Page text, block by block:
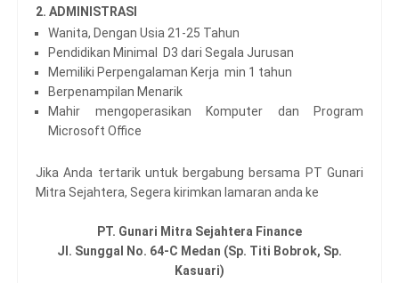
2. ADMINISTRASI
Wanita, Dengan Usia 21-25 Tahun
Pendidikan Minimal D3 dari Segala Jurusan
Memiliki Perpengalaman Kerja min 1 tahun
Berpenampilan Menarik
Mahir mengoperasikan Komputer dan Program
Microsoft Office
Jika Anda tertarik untuk bergabung bersama PT Gunari
Mitra Sejahtera, Segera kirimkan lamaran anda ke
PT. Gunari Mitra Sejahtera Finance
Jl. Sunggal No. 64-C Medan (Sp. Titi Bobrok, Sp.
Kasuari)